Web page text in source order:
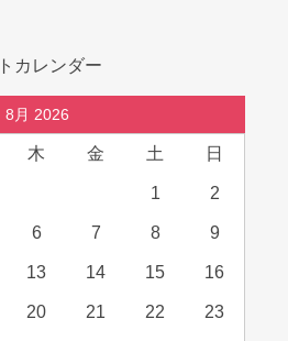
カレンダー
8月 2026
木 金 土 日
1 2
6 7 8 9
13 14 15 16
20 21 22 23